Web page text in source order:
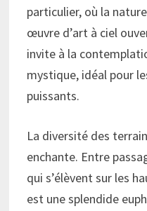
particulier, où la
œuvre d’art à ciel
invite à la
mystique, idéal pour
puissants.
La diversité des
enchante. Entre
qui s’élèvent sur les
est une splendide